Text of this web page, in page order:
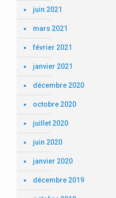
juin 2021
mars 2021
février 2021
janvier 2021
décembre 2020
octobre 2020
juillet 2020
juin 2020
janvier 2020
décembre 2019